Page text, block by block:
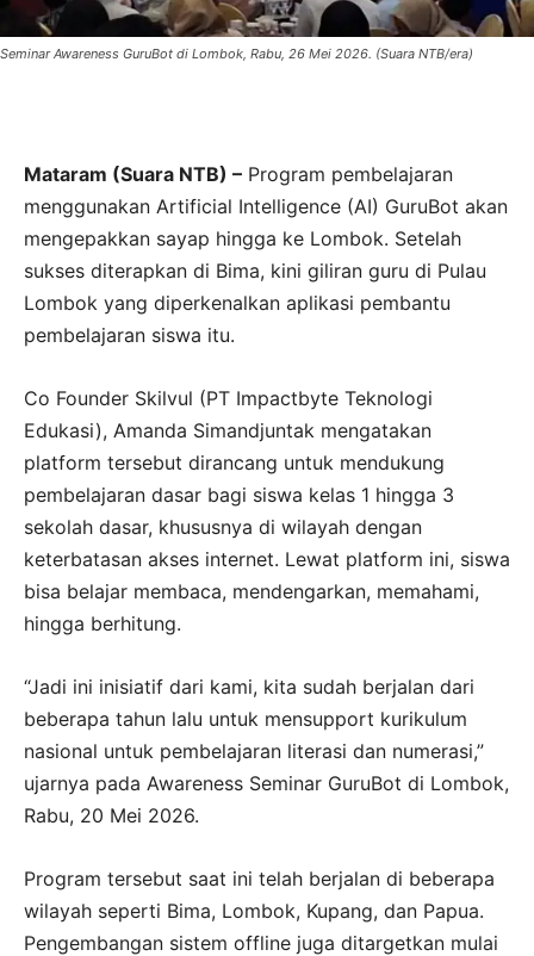
Seminar Awareness GuruBot di Lombok, Rabu, 26 Mei 2026. (Suara NTB/era)
Mataram (Suara NTB) – Program pembelajaran
menggunakan Artificial Intelligence (AI) GuruBot akan
mengepakkan sayap hingga ke Lombok. Setelah
sukses diterapkan di Bima, kini giliran guru di Pulau
Lombok yang diperkenalkan aplikasi pembantu
pembelajaran siswa itu.
Co Founder Skilvul (PT Impactbyte Teknologi
Edukasi), Amanda Simandjuntak mengatakan
platform tersebut dirancang untuk mendukung
pembelajaran dasar bagi siswa kelas 1 hingga 3
sekolah dasar, khususnya di wilayah dengan
keterbatasan akses internet. Lewat platform ini, siswa
bisa belajar membaca, mendengarkan, memahami,
hingga berhitung.
“Jadi ini inisiatif dari kami, kita sudah berjalan dari
beberapa tahun lalu untuk mensupport kurikulum
nasional untuk pembelajaran literasi dan numerasi,”
ujarnya pada Awareness Seminar GuruBot di Lombok,
Rabu, 20 Mei 2026.
Program tersebut saat ini telah berjalan di beberapa
wilayah seperti Bima, Lombok, Kupang, dan Papua.
Pengembangan sistem offline juga ditargetkan mulai